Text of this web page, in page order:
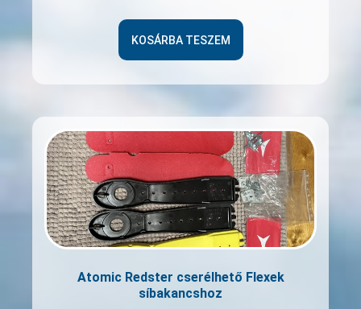
KOSÁRBA TESZEM
Atomic Redster cserélhető Flexek
síbakancshoz